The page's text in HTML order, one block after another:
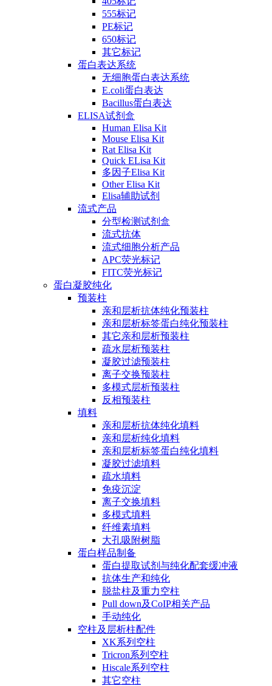
555标记
PE标记
650标记
其它标记
蛋白表达系统
无细胞蛋白表达系统
E.coli蛋白表达
Bacillus蛋白表达
ELISA试剂盒
Human Elisa Kit
Mouse Elisa Kit
Rat Elisa Kit
Quick ELisa Kit
多因子Elisa Kit
Other Elisa Kit
Elisa辅助试剂
流式产品
分型检测试剂盒
流式抗体
流式细胞分析产品
APC荧光标记
FITC荧光标记
蛋白凝胶纯化
预装柱
亲和层析抗体纯化预装柱
亲和层析标签蛋白纯化预装柱
其它亲和层析预装柱
疏水层析预装柱
凝胶过滤预装柱
离子交换预装柱
多模式层析预装柱
反相预装柱
填料
亲和层析抗体纯化填料
亲和层析纯化填料
亲和层析标签蛋白纯化填料
凝胶过滤填料
疏水填料
免疫沉淀
离子交换填料
多模式填料
纤维素填料
大孔吸附树脂
蛋白样品制备
蛋白提取试剂与纯化配套缓冲液
抗体生产和纯化
脱盐柱及重力空柱
Pull down及CoIP相关产品
手动纯化
空柱及层析柱配件
XK系列空柱
Tricron系列空柱
Hiscale系列空柱
其它空柱